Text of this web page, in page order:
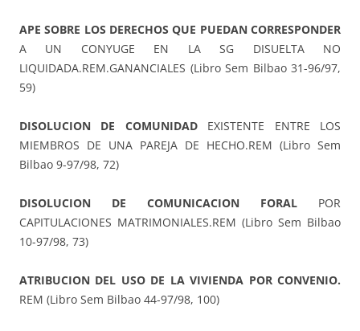
APE SOBRE LOS DERECHOS QUE PUEDAN CORRESPONDER
A UN CONYUGE EN LA SG DISUELTA NO
LIQUIDADA.REM.GANANCIALES (Libro Sem Bilbao 31-96/97,
59)
DISOLUCION DE COMUNIDADEXISTENTE ENTRE LOS
MIEMBROS DE UNA PAREJA DE HECHO.REM (Libro Sem
Bilbao 9-97/98, 72)
DISOLUCION DE COMUNICACION FORAL POR
CAPITULACIONES MATRIMONIALES.REM (Libro Sem Bilbao
10-97/98, 73)
ATRIBUCION DEL USO DE LA VIVIENDA POR CONVENIO.
REM (Libro Sem Bilbao 44-97/98, 100)